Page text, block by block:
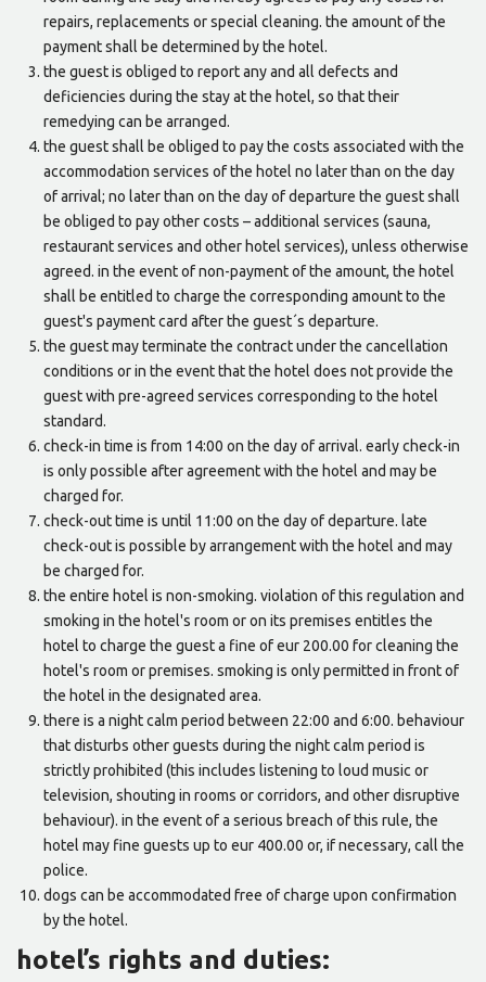
repairs, replacements or special cleaning. the amount of the
payment shall be determined by the hotel.
the guest is obliged to report any and all defects and
deficiencies during the stay at the hotel, so that their
remedying can be arranged.
the guest shall be obliged to pay the costs associated with the
accommodation services of the hotel no later than on the day
of arrival; no later than on the day of departure the guest shall
be obliged to pay other costs – additional services (sauna,
restaurant services and other hotel services), unless otherwise
agreed. in the event of non-payment of the amount, the hotel
shall be entitled to charge the corresponding amount to the
guest's payment card after the guest´s departure.
the guest may terminate the contract under the cancellation
conditions or in the event that the hotel does not provide the
guest with pre-agreed services corresponding to the hotel
standard.
check-in time is from 14:00 on the day of arrival. early check-in
is only possible after agreement with the hotel and may be
charged for.
check-out time is until 11:00 on the day of departure. late
check-out is possible by arrangement with the hotel and may
be charged for.
the entire hotel is non-smoking. violation of this regulation and
smoking in the hotel's room or on its premises entitles the
hotel to charge the guest a fine of eur 200.00 for cleaning the
hotel's room or premises. smoking is only permitted in front of
the hotel in the designated area.
there is a night calm period between 22:00 and 6:00. behaviour
that disturbs other guests during the night calm period is
strictly prohibited (this includes listening to loud music or
television, shouting in rooms or corridors, and other disruptive
behaviour). in the event of a serious breach of this rule, the
hotel may fine guests up to eur 400.00 or, if necessary, call the
police.
dogs can be accommodated free of charge upon confirmation
by the hotel.
hotel’s rights and duties: